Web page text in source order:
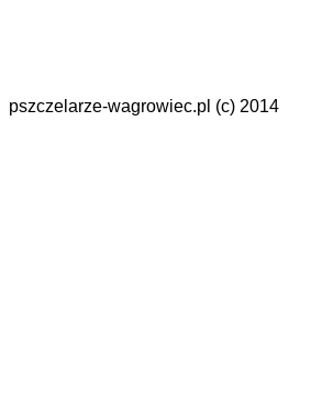
pszczelarze-wagrowiec.pl (c) 2014